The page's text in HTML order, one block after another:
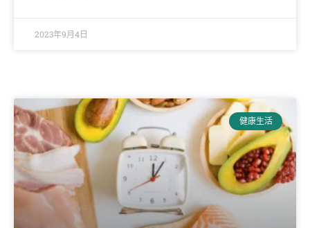
2023年9月4日
健康生活